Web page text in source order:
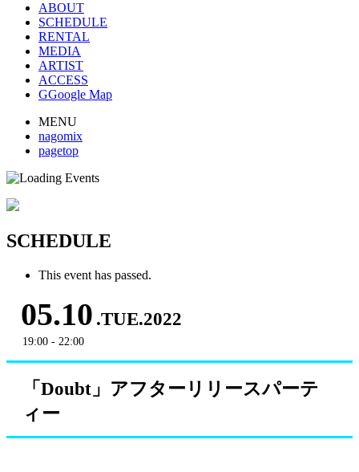
ABOUT
SCHEDULE
RENTAL
MEDIA
ARTIST
ACCESS
GGoogle Map
MENU
nagomix
pagetop
SCHEDULE
This event has passed.
05.10 .TUE.2022
19:00 - 22:00
「Doubt」アフターリリースパーテ
ィー